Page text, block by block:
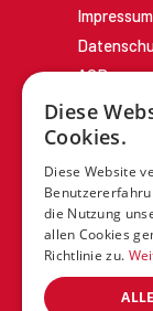
Impressum
AGBs
Diese
Cookies.
Diese Website
die Nutzung
allen Cookies
Richtlinie zu.